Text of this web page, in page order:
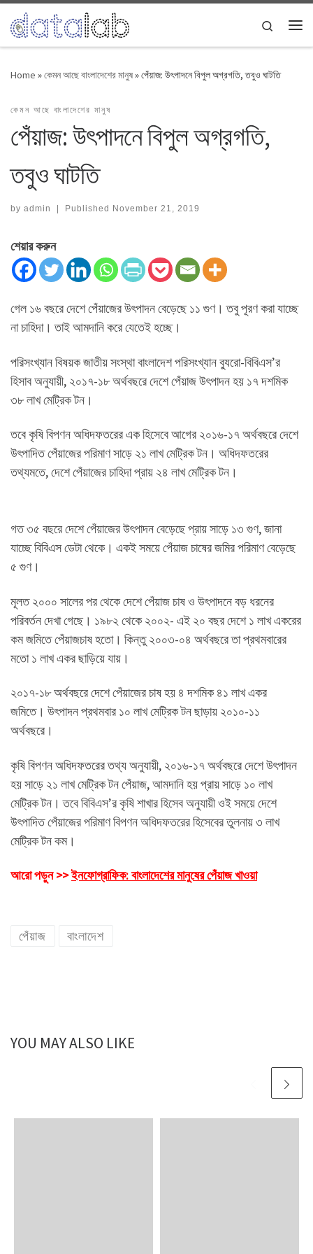
Skip to content
Search
Home »কেমন আছে বাংলাদেশের মানুষ»পেঁয়াজ: উৎপাদনে বিপুল অগ্রগতি, তবুও ঘাটতি
কেমন আছে বাংলাদেশের মানুষ
পেঁয়াজ: উৎপাদনে বিপুল অগ্রগতি,
তবুও ঘাটতি
by admin | Published November 21, 2019
শেয়ার করুন
গেল ১৬ বছরে দেশে পেঁয়াজের উৎপাদন বেড়েছে ১১ গুণ। তবু পূরণ করা যাচ্ছে
না চাহিদা। তাই আমদানি করে যেতেই হচ্ছে।
পরিসংখ্যান বিষয়ক জাতীয় সংস্থা বাংলাদেশ পরিসংখ্যান ব্যুরো-বিবিএস’র
হিসাব অনুযায়ী, ২০১৭-১৮ অর্থবছরে দেশে পেঁয়াজ উৎপাদন হয় ১৭ দশমিক
৩৮ লাখ মেট্রিক টন।
তবে কৃষি বিপণন অধিদফতরের এক হিসেবে আগের ২০১৬-১৭ অর্থবছরে দেশে
উৎপাদিত পেঁয়াজের পরিমাণ সাড়ে ২১ লাখ মেট্রিক টন। অধিদফতরের
তথ্যমতে, দেশে পেঁয়াজের চাহিদা প্রায় ২৪ লাখ মেট্রিক টন।
গত ৩৫ বছরে দেশে পেঁয়াজের উৎপাদন বেড়েছে প্রায় সাড়ে ১৩ গুণ, জানা
যাচ্ছে বিবিএস ডেটা থেকে। একই সময়ে পেঁয়াজ চাষের জমির পরিমাণ বেড়েছে
৫ গুণ।
মূলত ২০০০ সালের পর থেকে দেশে পেঁয়াজ চাষ ও উৎপাদনে বড় ধরনের
পরিবর্তন দেখা গেছে। ১৯৮২ থেকে ২০০২- এই ২০ বছর দেশে ১ লাখ একরের
কম জমিতে পেঁয়াজচাষ হতো। কিন্তু ২০০৩-০৪ অর্থবছরে তা প্রথমবারের
মতো ১ লাখ একর ছাড়িয়ে যায়।
২০১৭-১৮ অর্থবছরে দেশে পেঁয়াজের চাষ হয় ৪ দশমিক ৪১ লাখ একর
জমিতে। উৎপাদন প্রথমবার ১০ লাখ মেট্রিক টন ছাড়ায় ২০১০-১১
অর্থবছরে।
কৃষি বিপণন অধিদফতরের তথ্য অনুযায়ী, ২০১৬-১৭ অর্থবছরে দেশে উৎপাদন
হয় সাড়ে ২১ লাখ মেট্রিক টন পেঁয়াজ, আমদানি হয় প্রায় সাড়ে ১০ লাখ
মেট্রিক টন। তবে বিবিএস’র কৃষি শাখার হিসেব অনুযায়ী ওই সময়ে দেশে
উৎপাদিত পেঁয়াজের পরিমাণ বিপণন অধিদফতরের হিসেবের তুলনায় ৩ লাখ
মেট্রিক টন কম।
আরো পড়ুন >>ইনফোগ্রাফিক: বাংলাদেশের মানুষের পেঁয়াজ খাওয়া
পেঁয়াজ বাংলাদেশ
YOU MAY ALSO LIKE